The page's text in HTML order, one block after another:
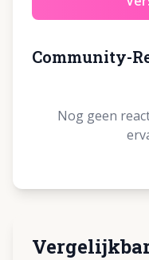
Community-
Nog geen